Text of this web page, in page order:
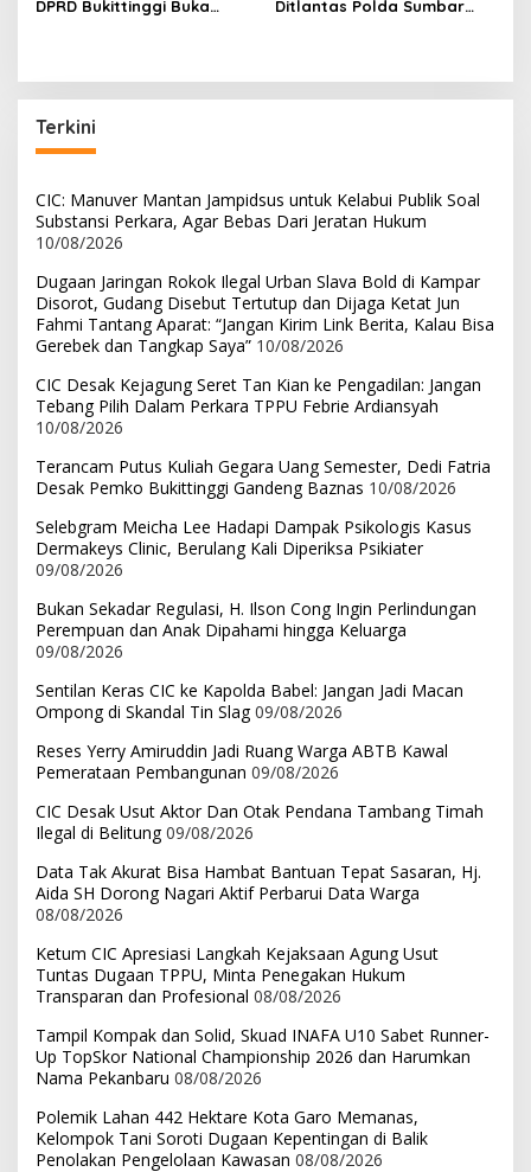
DPRD Bukittinggi Buka
Ditlantas Polda Sumbar
Terkini
CIC: Manuver Mantan Jampidsus untuk Kelabui Publik Soal
Substansi Perkara, Agar Bebas Dari Jeratan Hukum
10/08/2026
Dugaan Jaringan Rokok Ilegal Urban Slava Bold di Kampar
Disorot, Gudang Disebut Tertutup dan Dijaga Ketat Jun
Fahmi Tantang Aparat: “Jangan Kirim Link Berita, Kalau Bisa
Gerebek dan Tangkap Saya” 10/08/2026
CIC Desak Kejagung Seret Tan Kian ke Pengadilan: Jangan
Tebang Pilih Dalam Perkara TPPU Febrie Ardiansyah
10/08/2026
Terancam Putus Kuliah Gegara Uang Semester, Dedi Fatria
Desak Pemko Bukittinggi Gandeng Baznas 10/08/2026
Selebgram Meicha Lee Hadapi Dampak Psikologis Kasus
Dermakeys Clinic, Berulang Kali Diperiksa Psikiater
09/08/2026
Bukan Sekadar Regulasi, H. Ilson Cong Ingin Perlindungan
Perempuan dan Anak Dipahami hingga Keluarga
09/08/2026
Sentilan Keras CIC ke Kapolda Babel: Jangan Jadi Macan
Ompong di Skandal Tin Slag 09/08/2026
Reses Yerry Amiruddin Jadi Ruang Warga ABTB Kawal
Pemerataan Pembangunan 09/08/2026
CIC Desak Usut Aktor Dan Otak Pendana Tambang Timah
Ilegal di Belitung 09/08/2026
Data Tak Akurat Bisa Hambat Bantuan Tepat Sasaran, Hj.
Aida SH Dorong Nagari Aktif Perbarui Data Warga
08/08/2026
Ketum CIC Apresiasi Langkah Kejaksaan Agung Usut
Tuntas Dugaan TPPU, Minta Penegakan Hukum
Transparan dan Profesional 08/08/2026
Tampil Kompak dan Solid, Skuad INAFA U10 Sabet Runner-
Up TopSkor National Championship 2026 dan Harumkan
Nama Pekanbaru 08/08/2026
Polemik Lahan 442 Hektare Kota Garo Memanas,
Kelompok Tani Soroti Dugaan Kepentingan di Balik
Penolakan Pengelolaan Kawasan 08/08/2026